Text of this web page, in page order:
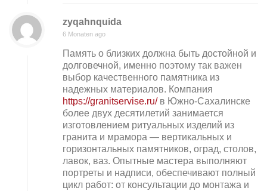
zyqahnquida
6 Monaten ago
Память о близких должна быть достойной и
долговечной, именно поэтому так важен
выбор качественного памятника из
надежных материалов. Компания
https://granitservise.ru/в Южно-Сахалинске
более двух десятилетий занимается
изготовлением ритуальных изделий из
гранита и мрамора — вертикальных и
горизонтальных памятников, оград, столов,
лавок, ваз. Опытные мастера выполняют
портреты и надписи, обеспечивают полный
цикл работ: от консультации до монтажа и